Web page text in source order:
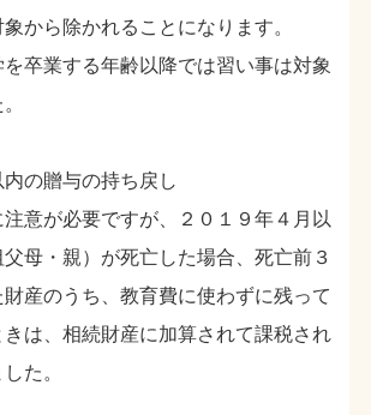
から除かれることになります。
卒業する年齢以降では習い事は対象
の贈与の持ち戻し
意が必要ですが、２０１９年４月以
母・親）が死亡した場合、死亡前３
産のうち、教育費に使わずに残って
は、相続財産に加算されて課税され
た。